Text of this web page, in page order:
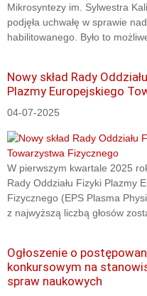
Mikrosyntezy im. Sylwestra
podjęła uchwałę w sprawie
habilitowanego. Było to
Nowy skład Rady
Plazmy Europejskiego
04-07-2025
W pierwszym kwartale 2025
Rady Oddziału Fizyki Plazmy
Fizycznego (EPS Plasma
z najwyższą liczbą głosów
Ogłoszenie o
konkursowym na
spraw naukowych